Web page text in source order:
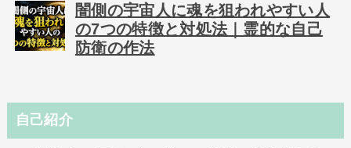
闇側の宇宙人に魂を狙われやすい人
の7つの特徴と対処法｜霊的な自己
防衛の作法
自己紹介